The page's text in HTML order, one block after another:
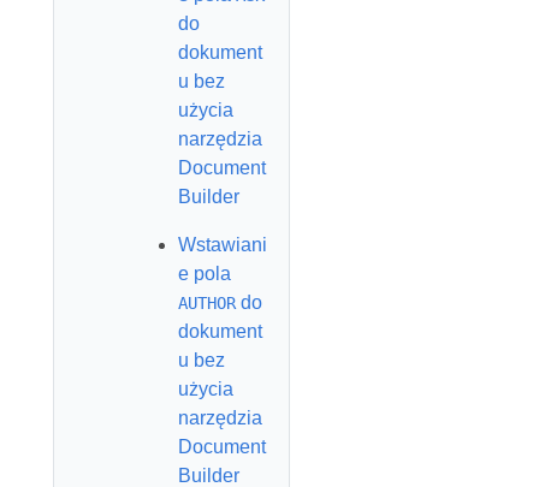
do
dokument
u bez
użycia
narzędzia
Document
Builder
Wstawiani
e pola
AUTHORdo
dokument
u bez
użycia
narzędzia
Document
Builder